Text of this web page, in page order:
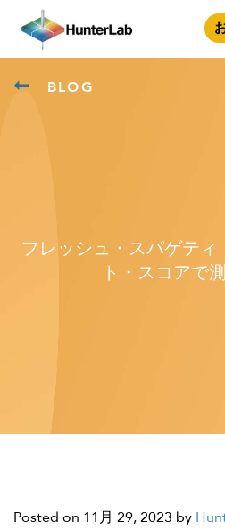
BLOG
フレッシュ・スパゲテ
ト・スコアで
Posted on 11月 29, 2023 by